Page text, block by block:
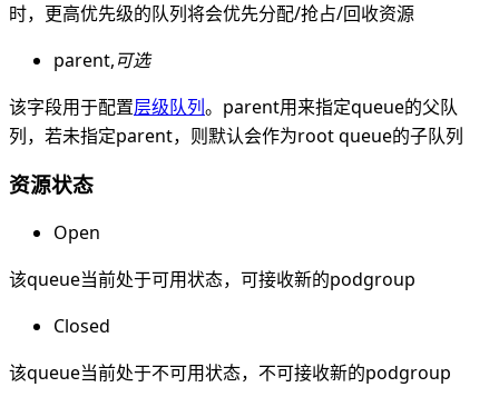
时，更高优先级的队列将会优先分配/抢占/回收资源
parent,可选
该字段用于配置层级队列。parent用来指定queue的父队
列，若未指定parent，则默认会作为root queue的子队列
资源状态
Open
该queue当前处于可用状态，可接收新的podgroup
Closed
该queue当前处于不可用状态，不可接收新的podgroup